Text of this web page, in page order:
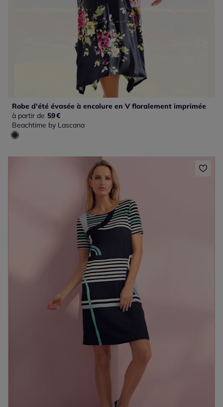
Robe d'été évasée à encolure en V floralement imprimée
à partir de 59€
Beachtime by Lascana